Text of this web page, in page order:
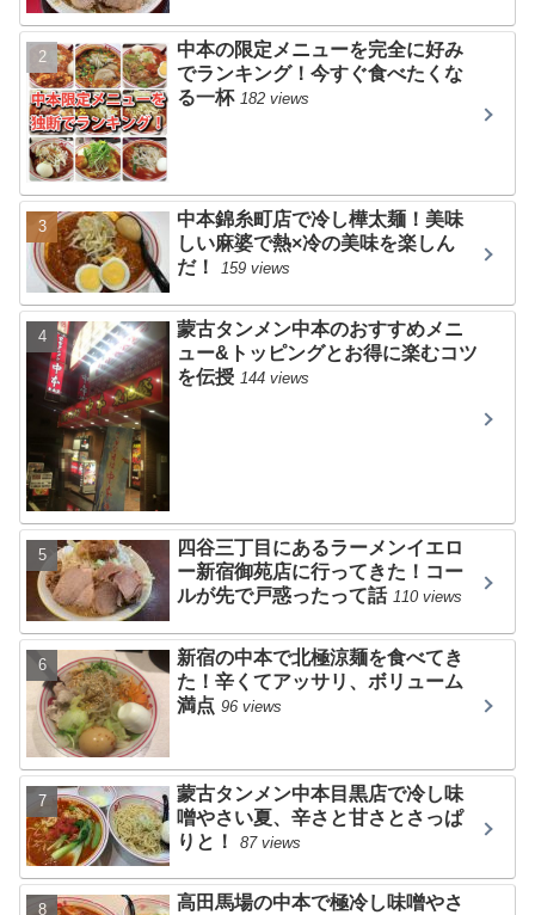
中本の限定メニューを完全に好み
でランキング！今すぐ食べたくな
る一杯 182 views
中本錦糸町店で冷し樺太麺！美味
しい麻婆で熱×冷の美味を楽しん
だ！
159 views
蒙古タンメン中本のおすすめメニ
ュー&トッピングとお得に楽むコツ
を伝授 144 views
四谷三丁目にあるラーメンイエロ
ー新宿御苑店に行ってきた！コー
ルが先で戸惑ったって話 110 views
新宿の中本で北極涼麺を食べてき
た！辛くてアッサリ、ボリューム
満点 96 views
蒙古タンメン中本目黒店で冷し味
噌やさい夏、辛さと甘さとさっぱ
りと！
87 views
高田馬場の中本で極冷し味噌やさ